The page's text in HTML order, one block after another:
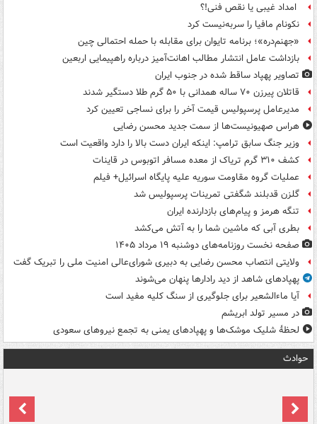
امداد غیبی یا نقص فنی!؟
نکونام مافیا را سربه‌نیست کرد
«جهنم‌دره»؛ برنامه تایوان برای مقابله با حمله احتمالی چین
بازداشت عامل انتشار مطالب اهانت‌آمیز درباره راهپیمایی اربعین
تصاویر پهپاد ساقط شده در جنوب ایران
قاتلان پیرزن ۷۰ ساله همدانی با ۵۰ گرم طلا دستگیر شدند
مدیرعامل پرسپولیس قیمت آخر را برای نساجی تعیین کرد
هراس صهیونیست‌ها از سمت جدید محسن رضایی
وزیر جنگ سابق ترامپ: اینکه ایران دست بالا را دارد واقعیت است
کشف ۳۱۰ گرم تریاک از معده مسافر اتوبوس در قاینات
عملیات گروه مقاومت سوریه علیه پایگاه اسرائیل+ فیلم
گلزن قدبلند شگفتی تمرینات پرسپولیس شد
تنگه هرمز و پیام‌های بازدارنده ایران
بطری آبی که ماشین شما را به آتش می‌کشد
صفحه نخست روزنامه‌های دوشنبه ۱۹ مرداد ۱۴۰۵
ولایتی انتصاب محسن رضایی به دبیری شورای‌عالی امنیت ملی را تبریک گفت
پهپادهای شاهد از دید رادارها پنهان می‌شوند
آیا ماءالشعیر برای جلوگیری از سنگ کلیه مفید است
در مسیر تولد ابریشم
لحظۀ شلیک موشک‌ها و پهپادهای یمنی به تجمع نیروهای سعودی
حوادث